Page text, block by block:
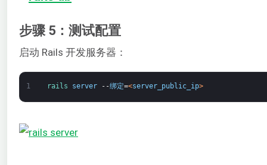
步骤 5：测试配置
启动 Rails 开发服务器：
1 rails server --绑定=<server_public_ip>